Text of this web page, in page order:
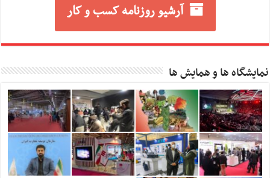
آرشیو روزنامه کسب و کار
نمایشگاه ها و همایش ها